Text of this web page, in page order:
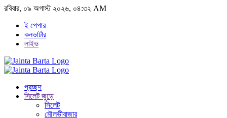
রবিবার, ০৯ অগাস্ট ২০২৬, ০৪:৩২ AM
ই পেপার
কনভার্টার
লাইভ
প্রচ্ছদ
সিলেট জুড়ে
সিলেট
মৌলভীবাজার